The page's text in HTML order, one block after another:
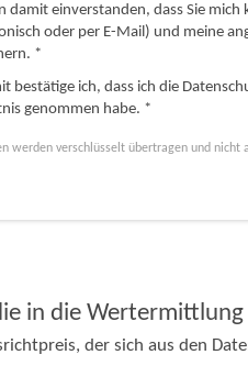
damit einverstanden, dass Sie mich
oder per E-Mail) und meine
*
bestätige ich, dass ich die
genommen habe. *
werden verschlüsselt übertragen und nicht
in die
der sich aus den